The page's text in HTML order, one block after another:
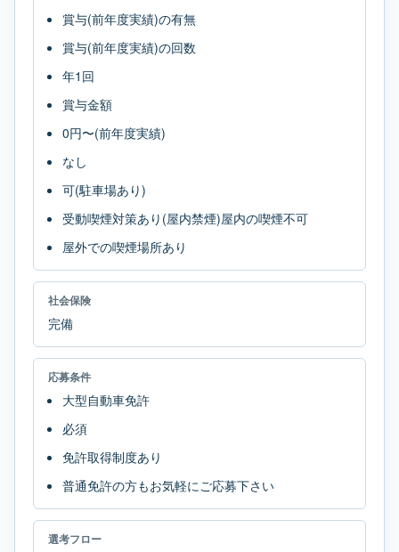
賞与(前年度実績)の有無
賞与(前年度実績)の回数
年1回
賞与金額
0円〜(前年度実績)
なし
可(駐車場あり)
受動喫煙対策あり(屋内禁煙)屋内の喫煙不可
屋外での喫煙場所あり
社会保険
完備
応募条件
大型自動車免許
必須
免許取得制度あり
普通免許の方もお気軽にご応募下さい
選考フロー